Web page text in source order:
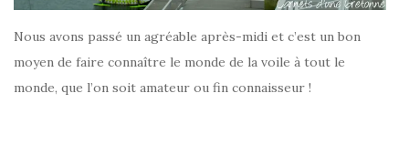
Nous avons passé un agréable après-midi et c’est un bon
moyen de faire connaître le monde de la voile à tout le
monde, que l’on soit amateur ou fin connaisseur !